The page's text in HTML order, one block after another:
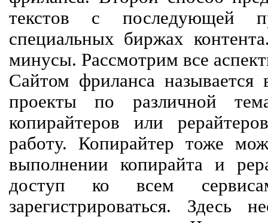
текстов с последующей
специальных биржах
минусы. Рассмотрим все
Сайтом фриланса называется
проекты по различной
копирайтеров или
работу. Копирайтер тоже
выполнении копирайта и
доступ ко всем
зарегистрироваться. Здесь